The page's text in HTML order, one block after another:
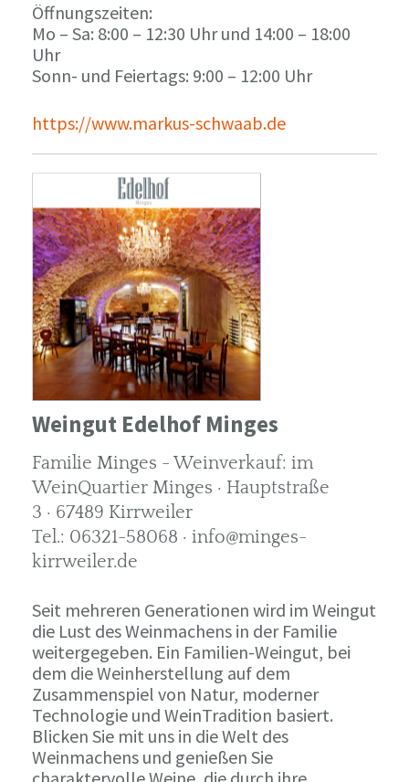
Öffnungszeiten:
Mo – Sa: 8:00 – 12:30 Uhr und 14:00 – 18:00
Uhr
Sonn- und Feiertags: 9:00 – 12:00 Uhr
https://www.markus-schwaab.de
Weingut Edelhof Minges
Familie Minges - Weinverkauf: im
WeinQuartier Minges · Hauptstraße
3 · 67489 Kirrweiler
Tel.: 06321-58068 · info@minges-
kirrweiler.de
Seit mehreren Generationen wird im Weingut
die Lust des Weinmachens in der Familie
weitergegeben. Ein Familien-Weingut, bei
dem die Weinherstellung auf dem
Zusammenspiel von Natur, moderner
Technologie und WeinTradition basiert.
Blicken Sie mit uns in die Welt des
Weinmachens und genießen Sie